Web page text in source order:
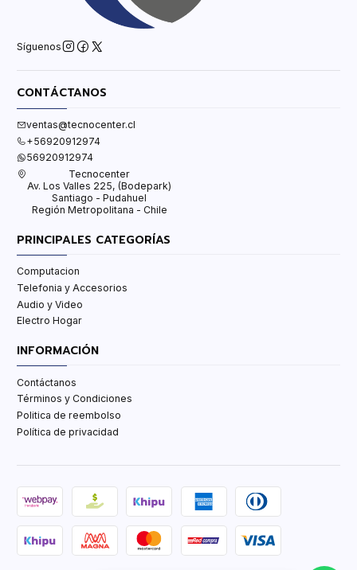
Síguenos
CONTÁCTANOS
ventas@tecnocenter.cl
+56920912974
56920912974
Tecnocenter
Av. Los Valles 225, (Bodepark)
Santiago - Pudahuel
Región Metropolitana - Chile
PRINCIPALES CATEGORÍAS
Computacion
Telefonia y Accesorios
Audio y Video
Electro Hogar
INFORMACIÓN
Contáctanos
Términos y Condiciones
Politica de reembolso
Política de privacidad